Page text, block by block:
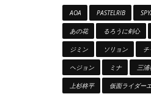
AOA PASTELRIB
あの花 るろうに剣心
ジミン ソリョン チ
ヘジョン ミナ 三浦
上杉柊平 仮面ライダー